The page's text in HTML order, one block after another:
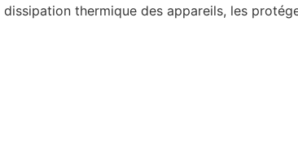
thermique des appareils, les